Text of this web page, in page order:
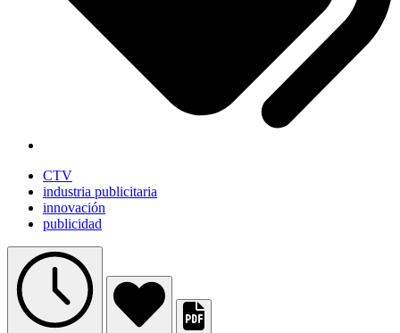
CTV
industria publicitaria
innovación
publicidad